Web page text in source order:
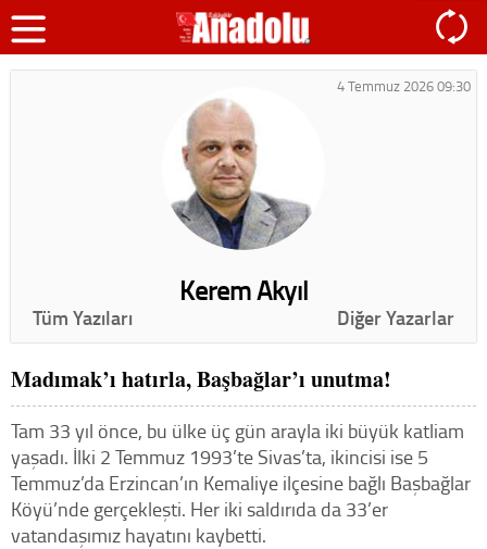
4 Temmuz 2026 09:30
Kerem Akyıl
Tüm Yazıları Diğer Yazarlar
Madımak’ı hatırla, Başbağlar’ı unutma!
Tam 33 yıl önce, bu ülke üç gün arayla iki büyük katliam
yaşadı. İlki 2 Temmuz 1993’te Sivas’ta, ikincisi ise 5
Temmuz’da Erzincan’ın Kemaliye ilçesine bağlı Başbağlar
Köyü’nde gerçekleşti. Her iki saldırıda da 33’er
vatandaşımız hayatını kaybetti.